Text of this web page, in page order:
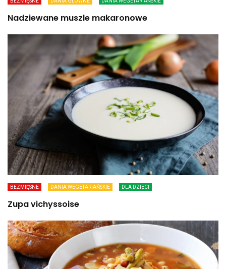
Nadziewane muszle makaronowe
BEZMIĘSNE DANIA WEGETARIAŃSKIE DLA DZIECI
Zupa vichyssoise